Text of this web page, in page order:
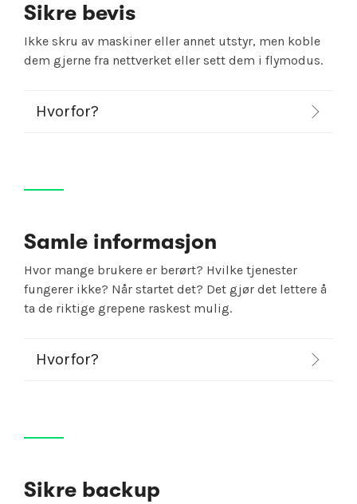
Sikre bevis
Ikke skru av maskiner eller annet utstyr, men koble
dem gjerne fra nettverket eller sett dem i flymodus.
Hvorfor?
Samle informasjon
Hvor mange brukere er berørt? Hvilke tjenester
fungerer ikke? Når startet det? Det gjør det lettere å
ta de riktige grepene raskest mulig.
Hvorfor?
Sikre backup